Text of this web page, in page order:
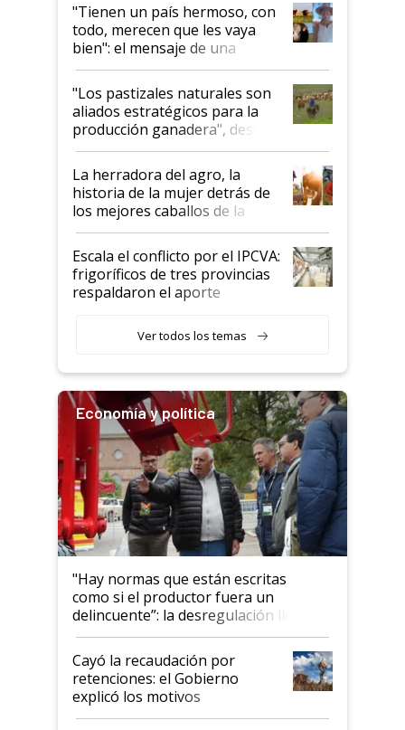
"Tienen un país hermoso, con
todo, merecen que les vaya
bien": el mensaje de una
ganadera uruguaya sobre las
oportunidades que se abren
para el agro en Argentina, con
foco en la carne
"Los pastizales naturales son
aliados estratégicos para la
producción ganadera", destaca
la iniciativa que ya reúne a 46
establecimientos en Argentina
La herradora del agro, la
historia de la mujer detrás de
los mejores caballos de la
Argentina y los mitos que
todavía hacen sufrir a estos
animales: "Mientras me
descalificaban, yo seguí
haciendo currículum"
Escala el conflicto por el IPCVA:
frigoríficos de tres provincias
respaldaron el aporte
Ver todos los temas
Economía y política
"Hay normas que están escritas
como si el productor fuera un
delincuente”: la desregulación llegó
al Congreso Aapresid y hasta se
habló del financiamiento al IPCVA
Cayó la recaudación por
retenciones: el Gobierno
explicó los motivos